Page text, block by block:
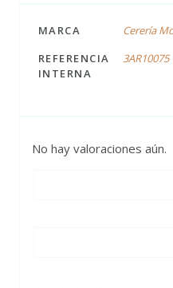
MARCA
Cerería
REFERENCIA
INTERNA
3AR10075
No hay valoraciones aún.